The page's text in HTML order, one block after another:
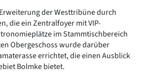
der Westtribüne durch
die ein Zentralfoyer mit VIP-
im Stammtischbereich
Obergeschoss wurde darüber
errichtet, die einen Ausblick
Bolmke bietet.